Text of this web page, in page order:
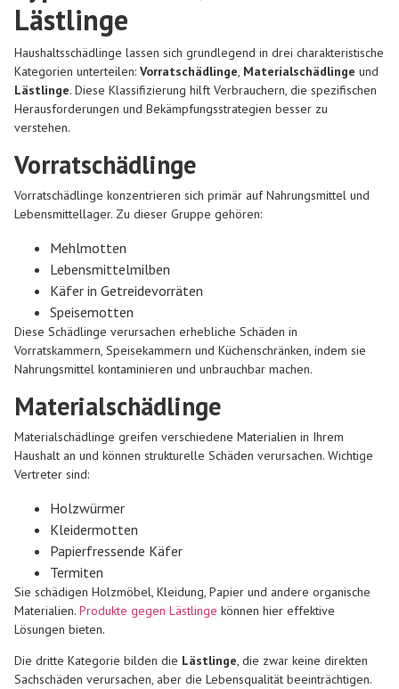
Lästlinge
Haushaltsschädlinge lassen sich grundlegend in drei charakteristische
Kategorien unterteilen: Vorratschädlinge, Materialschädlinge und
Lästlinge. Diese Klassifizierung hilft Verbrauchern, die spezifischen
Herausforderungen und Bekämpfungsstrategien besser zu
verstehen.
Vorratschädlinge
Vorratschädlinge konzentrieren sich primär auf Nahrungsmittel und
Lebensmittellager. Zu dieser Gruppe gehören:
Mehlmotten
Lebensmittelmilben
Käfer in Getreidevorräten
Speisemotten
Diese Schädlinge verursachen erhebliche Schäden in
Vorratskammern, Speisekammern und Küchenschränken, indem sie
Nahrungsmittel kontaminieren und unbrauchbar machen.
Materialschädlinge
Materialschädlinge greifen verschiedene Materialien in Ihrem
Haushalt an und können strukturelle Schäden verursachen. Wichtige
Vertreter sind:
Holzwürmer
Kleidermotten
Papierfressende Käfer
Termiten
Sie schädigen Holzmöbel, Kleidung, Papier und andere organische
Materialien. Produkte gegen Lästlinge können hier effektive
Lösungen bieten.
Die dritte Kategorie bilden die Lästlinge, die zwar keine direkten
Sachschäden verursachen, aber die Lebensqualität beeinträchtigen.